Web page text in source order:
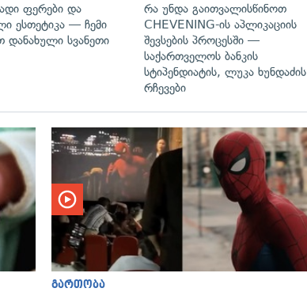
ფერები და
ესთეტიკა — ჩემი
დანახული სვანეთი
რა უნდა გაითვალისწინოთ
CHEVENING-ის აპლიკაციის
შევსების პროცესში —
საქართველოს ბანკის
სტიპენდიატის, ლუკა ხუნდაძის
რჩევები
გადახედვა
გართობა